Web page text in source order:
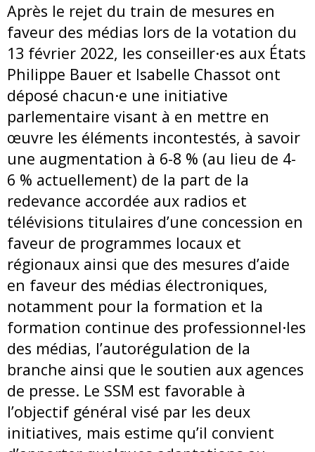
Après le rejet du train de mesures en
faveur des médias lors de la votation du
13 février 2022, les conseiller·es aux États
Philippe Bauer et Isabelle Chassot ont
déposé chacun·e une initiative
parlementaire visant à en mettre en
œuvre les éléments incontestés, à savoir
une augmentation à 6-8 % (au lieu de 4-
6 % actuellement) de la part de la
redevance accordée aux radios et
télévisions titulaires d’une concession en
faveur de programmes locaux et
régionaux ainsi que des mesures d’aide
en faveur des médias électroniques,
notamment pour la formation et la
formation continue des professionnel·les
des médias, l’autorégulation de la
branche ainsi que le soutien aux agences
de presse. Le SSM est favorable à
l’objectif général visé par les deux
initiatives, mais estime qu’il convient